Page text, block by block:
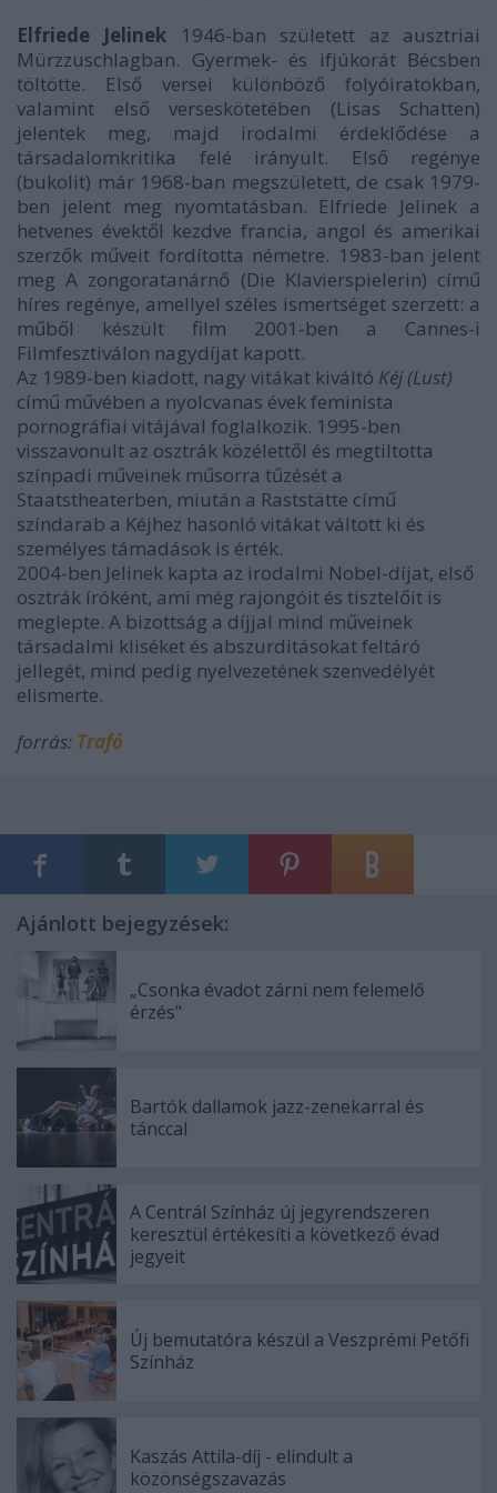
Elfriede Jelinek 1946-ban született az ausztriai
Mürzzuschlagban. Gyermek- és ifjúkorát Bécsben
töltötte. Első versei különböző folyóiratokban,
valamint első verseskötetében (Lisas Schatten)
jelentek meg, majd irodalmi érdeklődése a
társadalomkritika felé irányult. Első regénye
(bukolit) már 1968-ban megszületett, de csak 1979-
ben jelent meg nyomtatásban. Elfriede Jelinek a
hetvenes évektől kezdve francia, angol és amerikai
szerzők műveit fordította németre. 1983-ban jelent
meg A zongoratanárnő (Die Klavierspielerin) című
híres regénye, amellyel széles ismertséget szerzett: a
műből készült film 2001-ben a Cannes-i
Filmfesztiválon nagydíjat kapott.
Az 1989-ben kiadott, nagy vitákat kiváltó Kéj (Lust)
című művében a nyolcvanas évek feminista
pornográfiai vitájával foglalkozik. 1995-ben
visszavonult az osztrák közélettől és megtiltotta
színpadi műveinek műsorra tűzését a
Staatstheaterben, miután a Raststätte című
színdarab a Kéjhez hasonló vitákat váltott ki és
személyes támadások is érték.
2004-ben Jelinek kapta az irodalmi Nobel-díjat, első
osztrák íróként, ami még rajongóit és tisztelőit is
meglepte. A bizottság a díjjal mind műveinek
társadalmi kliséket és abszurditásokat feltáró
jellegét, mind pedig nyelvezetének szenvedélyét
elismerte.
forrás: Trafó
Ajánlott bejegyzések:
„Csonka évadot zárni nem felemelő
érzés"
Bartók dallamok jazz-zenekarral és
tánccal
A Centrál Színház új jegyrendszeren
keresztül értékesíti a következő évad
jegyeit
Új bemutatóra készül a Veszprémi Petőfi
Színház
Kaszás Attila-díj - elindult a
közönségszavazás